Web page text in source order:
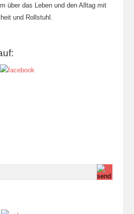
über das Leben und den Alltag mit
und Rollstuhl.